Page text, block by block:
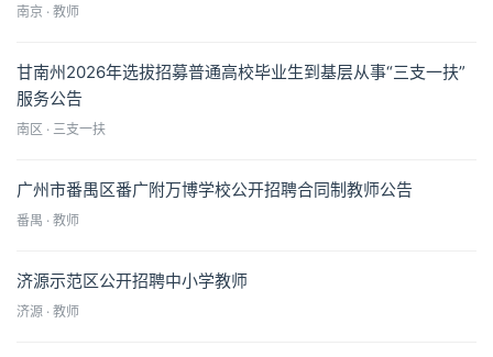
南京 · 教师
甘南州2026年选拔招募普通高校毕业生到基层从事“三支一扶”
服务公告
南区 · 三支一扶
广州市番禺区番广附万博学校公开招聘合同制教师公告
番禺 · 教师
济源示范区公开招聘中小学教师
济源 · 教师